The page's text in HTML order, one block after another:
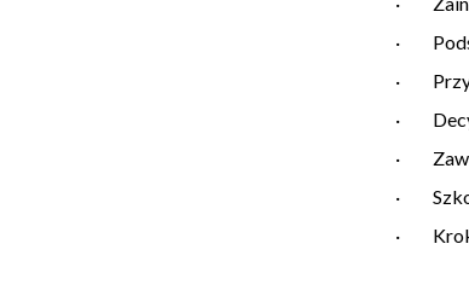
·
·
·
·
·
· Krok